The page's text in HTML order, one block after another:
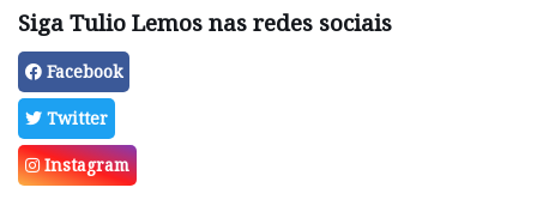
Siga Tulio Lemos nas redes sociais
Facebook
Twitter
Instagram